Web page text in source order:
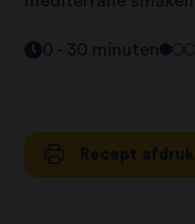
0 - 30 minuten
Recept